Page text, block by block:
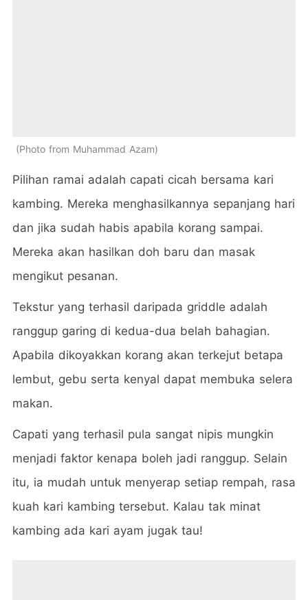
Photo from Muhammad Azam
Pilihan ramai adalah capati cicah bersama kari
kambing. Mereka menghasilkannya sepanjang hari
dan jika sudah habis apabila korang sampai.
Mereka akan hasilkan doh baru dan masak
mengikut pesanan.
Tekstur yang terhasil daripada griddle adalah
ranggup garing di kedua-dua belah bahagian.
Apabila dikoyakkan korang akan terkejut betapa
lembut, gebu serta kenyal dapat membuka selera
makan.
Capati yang terhasil pula sangat nipis mungkin
menjadi faktor kenapa boleh jadi ranggup. Selain
itu, ia mudah untuk menyerap setiap rempah, rasa
kuah kari kambing tersebut. Kalau tak minat
kambing ada kari ayam jugak tau!